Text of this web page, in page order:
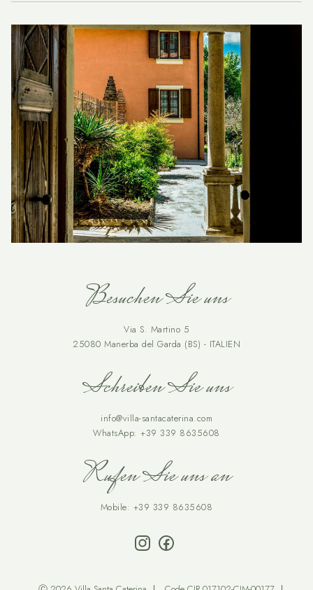
Besuchen Sie uns
Via S. Martino 5
25080 Manerba del Garda (BS) - ITALIEN
Schreiben Sie uns
info@villa-santacaterina.com
WhatsApp:+39 339 8635608
Rufen Sie uns an
Mobile: +39 339 8635608